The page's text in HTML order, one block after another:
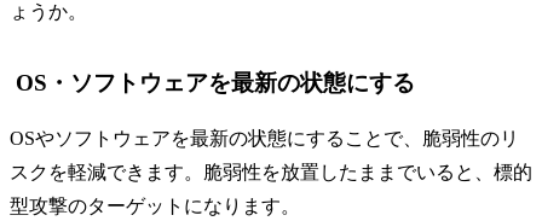
ょうか。
OS・ソフトウェアを最新の状態にする
OSやソフトウェアを最新の状態にすることで、脆弱性のリ
スクを軽減できます。脆弱性を放置したままでいると、標的
型攻撃のターゲットになります。